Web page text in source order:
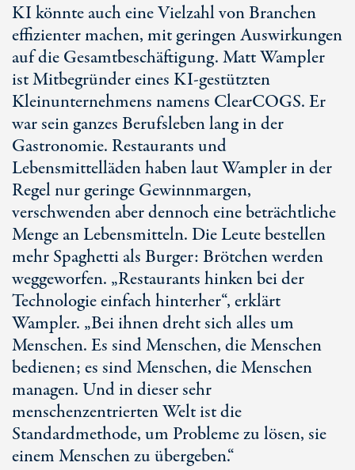
KI könnte auch eine Vielzahl von Branchen
effizienter machen, mit geringen Auswirkungen
auf die Gesamtbeschäftigung. Matt Wampler
ist Mitbegründer einesKI-gestützten
Kleinunternehmens namens ClearCOGS. Er
war sein ganzes Berufsleben lang in der
Gastronomie. Restaurants und
Lebensmittelläden haben laut Wampler in der
Regel nur geringe Gewinnmargen,
verschwenden aber dennoch eine beträchtliche
Menge an Lebensmitteln. Die Leute bestellen
mehr Spaghetti als Burger: Brötchen werden
weggeworfen. „Restaurants hinken bei der
Technologie einfach hinterher“, erklärt
Wampler. „Bei ihnen dreht sich alles um
Menschen. Es sind Menschen, die Menschen
bedienen; es sind Menschen, die Menschen
managen. Und in dieser sehr
menschenzentrierten Welt ist die
Standardmethode, um Probleme zu lösen, sie
einem Menschen zu übergeben.“